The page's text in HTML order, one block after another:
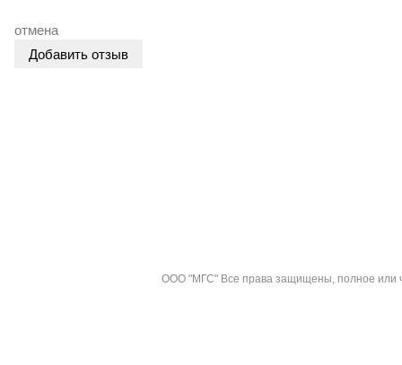
отмена
ООО "МГС" Все права защищены, полное или